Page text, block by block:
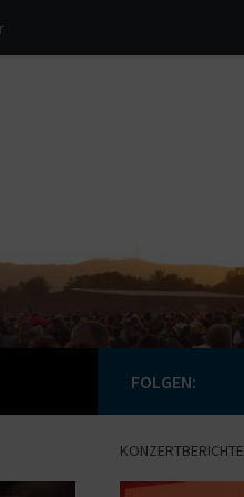
FOLGEN:
KONZERTBERICHTE